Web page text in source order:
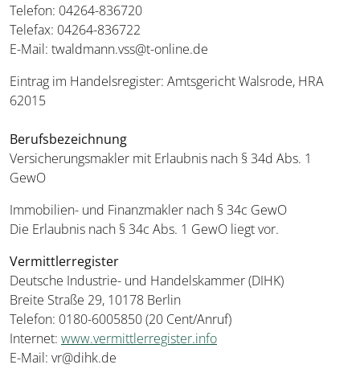
Telefon: 04264-836720
Telefax: 04264-836722
E-Mail: twaldmann.vss@t-online.de
Eintrag im Handelsregister: Amtsgericht Walsrode, HRA
62015
Berufsbezeichnung
Versicherungsmakler mit Erlaubnis nach § 34d Abs. 1
GewO
Immobilien- und Finanzmakler nach § 34c GewO
Die Erlaubnis nach § 34c Abs. 1 GewO liegt vor.
Vermittlerregister
Deutsche Industrie- und Handelskammer (DIHK)
Breite Straße 29, 10178 Berlin
Telefon: 0180-6005850 (20 Cent/Anruf)
Internet: www.vermittlerregister.info
E-Mail: vr@dihk.de